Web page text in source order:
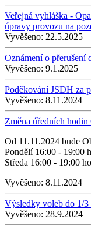
Veřejná vyhláška -
úpravy provozu na
Vyvěšeno: 22.5.2025
Oznámení o přerušení
Vyvěšeno: 9.1.2025
Poděkování JSDH za
Vyvěšeno: 8.11.2024
Změna úředních
Od 11.11.2024 bude
Pondělí 16:00 - 19:00
Středa 16:00 - 19:00
Vyvěšeno: 8.11.2024
Výsledky voleb do 1/3
Vyvěšeno: 28.9.2024